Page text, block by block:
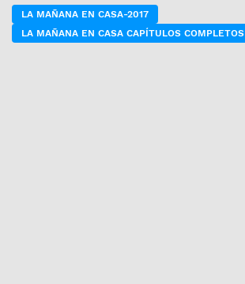
LA MAÑANA EN CASA-2017
LA MAÑANA EN CASA CAPÍTULOS COMPLETOS